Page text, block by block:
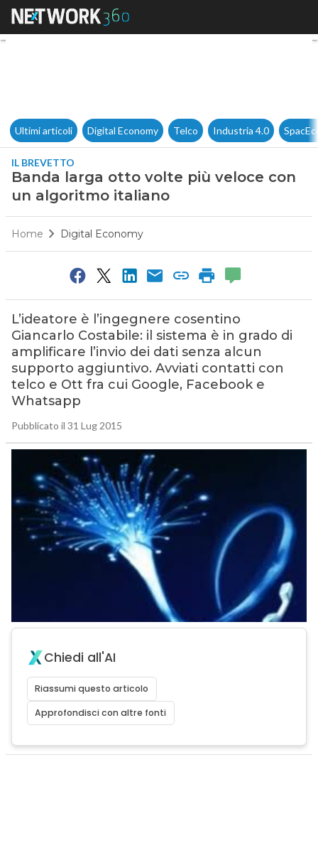
Banda larga otto volte più
Ultimi articoli Digital Economy Telco Industria 4.0
IL BREVETTO
Banda larga otto volte più veloce con
un algoritmo italiano
Home Digital Economy
L’ideatore è l’ingegnere cosentino
Giancarlo Costabile: il sistema è in grado di
amplificare l’invio dei dati senza alcun
supporto aggiuntivo. Avviati contatti con
telco e Ott fra cui Google, Facebook e
Whatsapp
Pubblicato il 31 Lug 2015
Chiedi all'AI
Riassumi questo articolo
Approfondisci con altre fonti